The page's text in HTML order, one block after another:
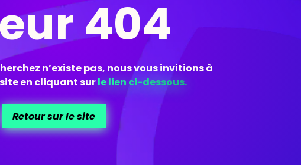
404
n’existe pas, nous vous invitions à
en cliquant surle lien ci-dessous.
Retour sur le site